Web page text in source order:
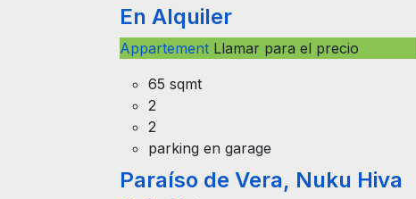
En Alquiler
Appartement Llamar para el precio
65 sqmt
2
2
parking en garage
Paraíso de Vera, Nuku Hiva